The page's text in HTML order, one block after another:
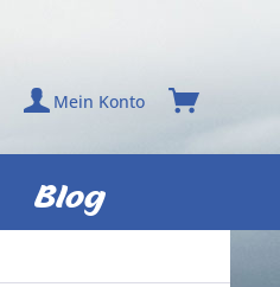
Mein Konto
Blog